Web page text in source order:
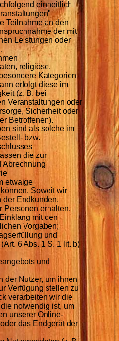
einheitlich
Teilnahme an den
der mit
Leistungen oder
religiöse,
Kategorien
erfolgt diese im
(z. B. bei
Veranstaltungen oder
Sicherheit oder
Betroffenen).
sind als solche im
bzw.
die zur
Abrechnung
etwaige
Soweit wir
der Endkunden,
Personen erhalten,
mit den
Vorgaben;
und
6 Abs. 1 S. 1 lit. b)
und
der Nutzer, um ihnen
Verfügung stellen zu
verarbeiten wir die
notwendig ist, um
unserer Online-
das Endgerät der